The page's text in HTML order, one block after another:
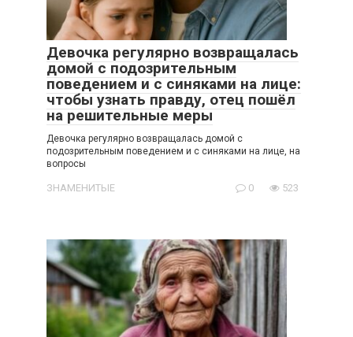
Девочка регулярно возвращалась
домой с подозрительным
поведением и с синяками на лице:
чтобы узнать правду, отец пошёл
на решительные меры
Девочка регулярно возвращалась домой с
подозрительным поведением и с синяками на лице, на
вопросы
ЗНАМЕНИТЫЕ 0 523